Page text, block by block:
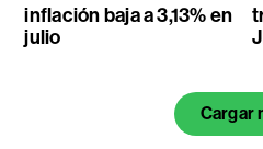
inflación baja a 3,13% en
julio
Cargar